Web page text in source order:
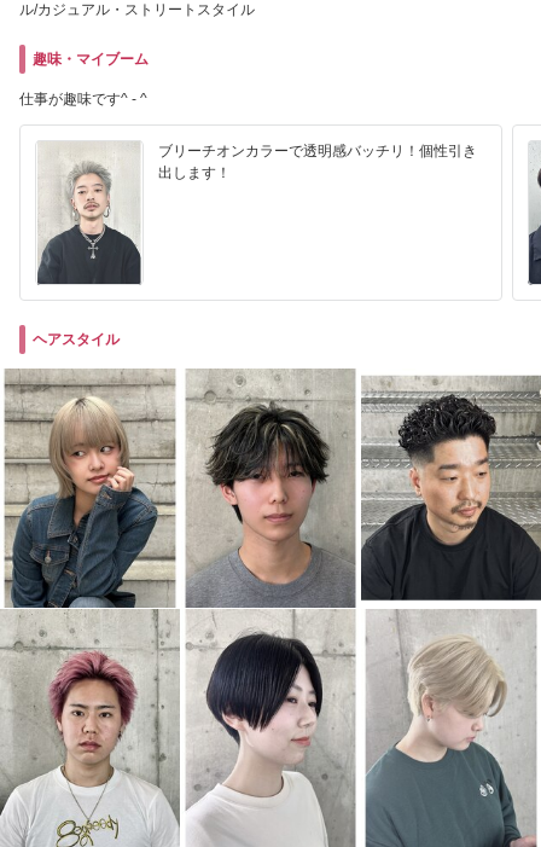
ル/カジュアル・ストリートスタイル
趣味・マイブーム
仕事が趣味です^ - ^
ブリーチオンカラーで透明感バッチリ！個性引き
出します！
ヘアスタイル